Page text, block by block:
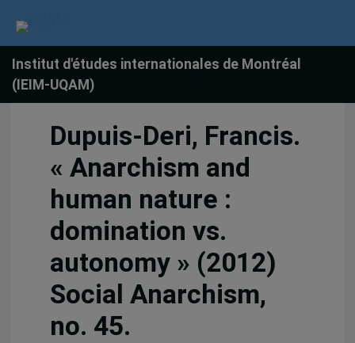
Institut d'études internationales de Montréal
(IEIM-UQAM)
Dupuis-Deri, Francis.
« Anarchism and
human nature :
domination vs.
autonomy » (2012)
Social Anarchism,
no. 45.